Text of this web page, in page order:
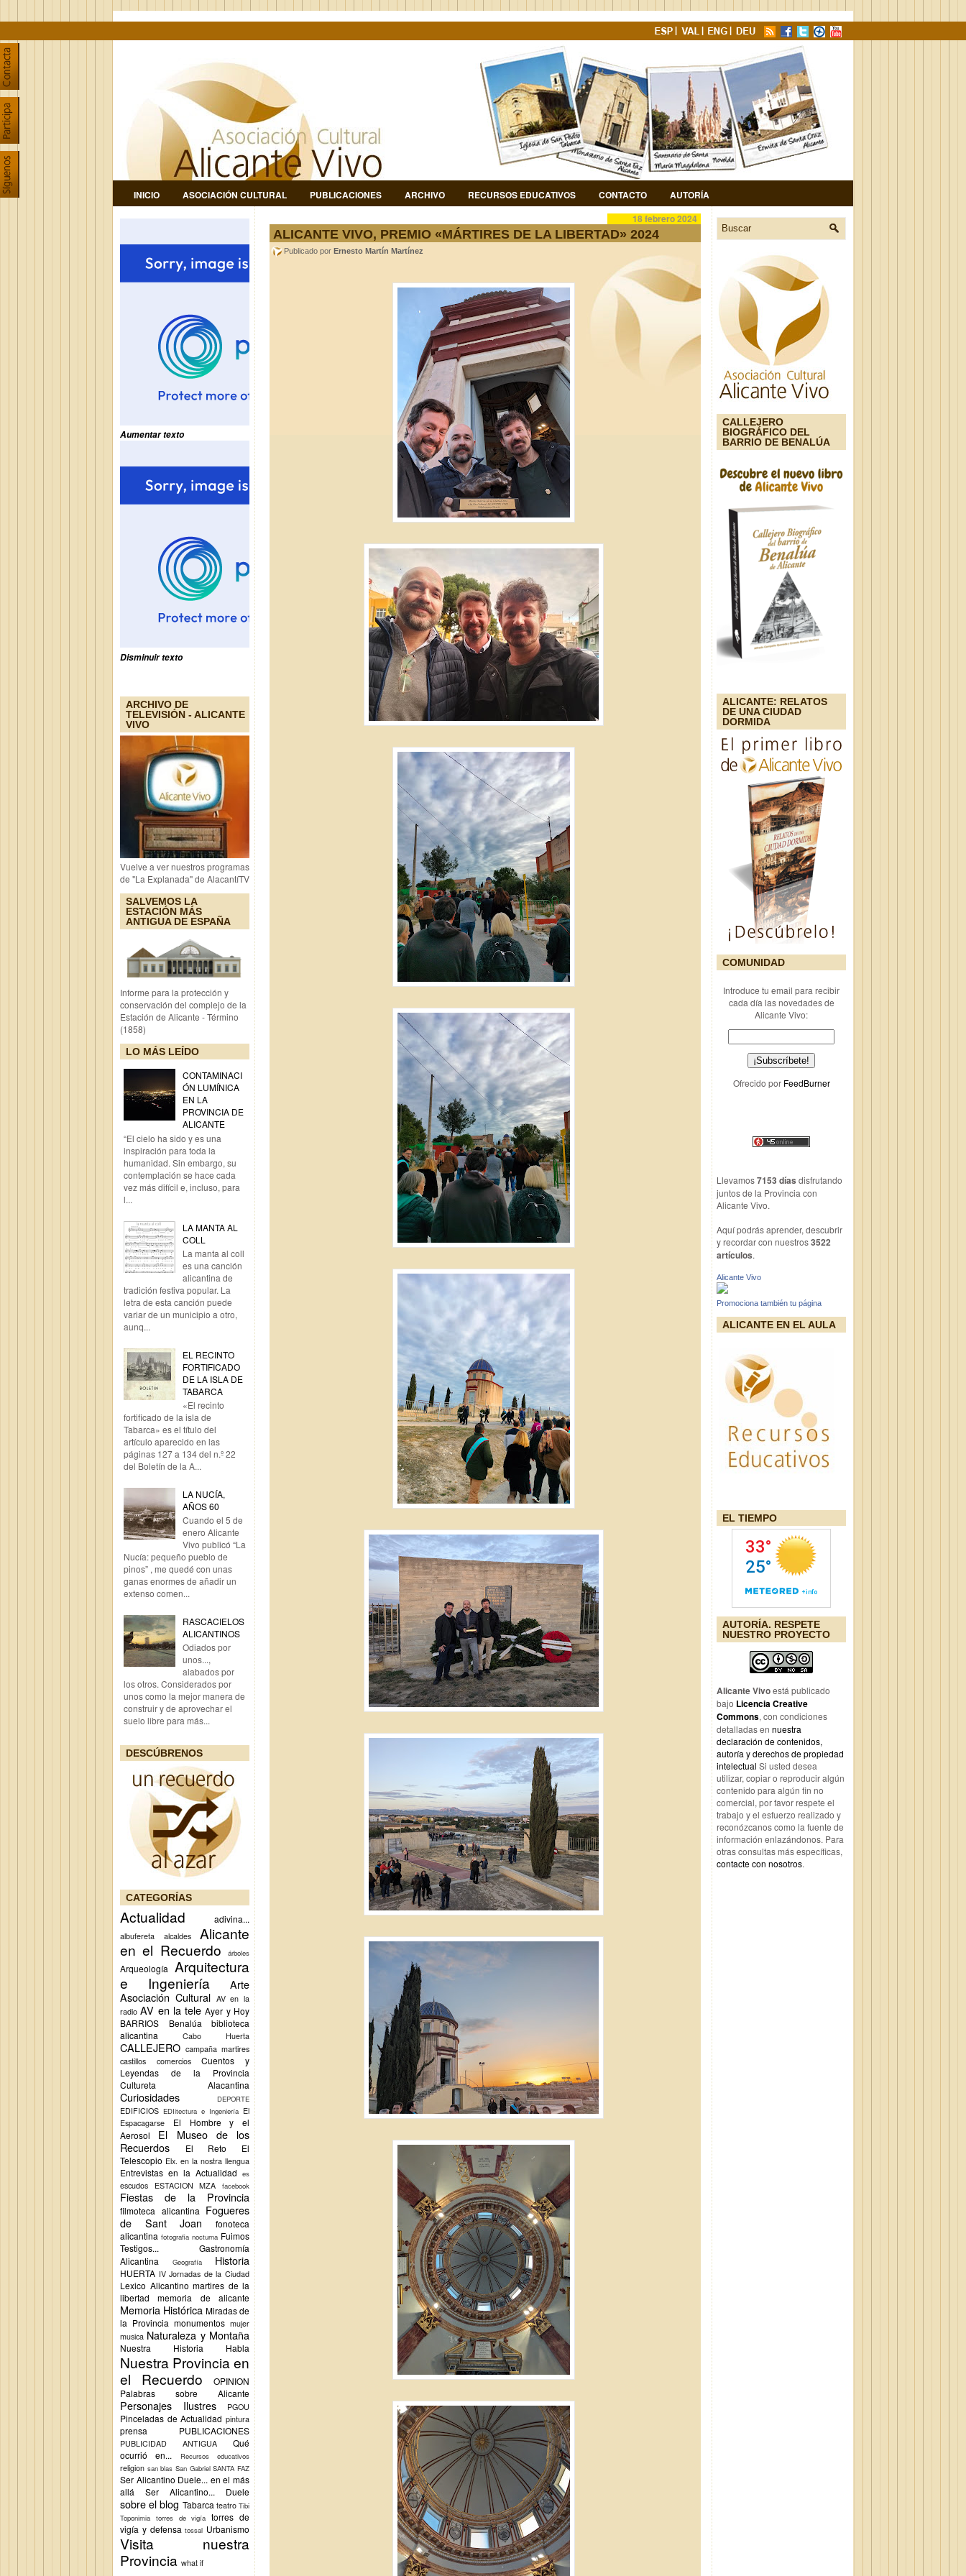
INICIO ASOCIACIÓN CULTURAL PUBLICACIONES ARCHIVO RECURSOS EDUCATIVOS CONTACTO AUTORÍA
Aumentar texto
Disminuir texto
ARCHIVO DE
TELEVISIÓN - ALICANTE
VIVO
Vuelve a ver nuestros programas
de "La Explanada" de AlacantíTV
SALVEMOS LA
ESTACIÓN MÁS
ANTIGUA DE ESPAÑA
Informe para la protección y
conservación del complejo de la
Estación de Alicante - Término
(1858)
LO MÁS LEÍDO
CONTAMINACI
ÓN LUMÍNICA
EN LA
PROVINCIA DE
ALICANTE
“El cielo ha sido y es una
inspiración para toda la
humanidad. Sin embargo, su
contemplación se hace cada
vez más difícil e, incluso, para
l...
LA MANTA AL
COLL
La manta al coll
es una canción
alicantina de
tradición festiva popular. La
letra de esta canción puede
variar de un municipio a otro,
aunq...
EL RECINTO
FORTIFICADO
DE LA ISLA DE
TABARCA
«El recinto
fortificado de la isla de
Tabarca» es el título del
artículo aparecido en las
páginas 127 a 134 del n.º 22
del Boletín de la A...
LA NUCÍA,
AÑOS 60
Cuando el 5 de
enero Alicante
Vivo publicó “La
Nucía: pequeño pueblo de
pinos” , me quedé con unas
ganas enormes de añadir un
extenso comen...
RASCACIELOS
ALICANTINOS
Odiados por
unos...,
alabados por
los otros. Considerados por
unos como la mejor manera de
construir y de aprovechar el
suelo libre para más...
DESCÚBRENOS
CATEGORÍAS
Actualidad adivina...
albufereta alcaldes
Alicante
en el Recuerdo
árboles
Arqueología Arquitectura
e Ingeniería
Arte
Asociación Cultural AV en la
radio AV en la tele Ayer y Hoy
BARRIOS
Benalúa
biblioteca
alicantina
Cabo Huerta
CALLEJERO campaña martires
castillos
comercios
Cuentos y
Leyendas de la Provincia
Cultureta Alacantina
Curiosidades DEPORTE
EDIFICIOS EDIitectura e Ingeniería El
Espacagarse
El Hombre y el
Aerosol
El Museo de los
Recuerdos
El Reto
El
Telescopio Elx. en la nostra llengua
Entrevistas en la Actualidad es
escudos ESTACION MZA facebook
Fiestas de la Provincia
filmoteca alicantina Fogueres
de Sant Joan
fonoteca
alicantina fotografia nocturna Fuimos
Testigos...
Gastronomía
Alicantina
Geografía Historia
HUERTA IV Jornadas de la Ciudad
Lexico Alicantino martires de la
libertad
memoria de alicante
Memoria Histórica Miradas de
la Provincia monumentos mujer
musica Naturaleza y Montaña
Nuestra Historia Habla
Nuestra Provincia en
el Recuerdo
OPINION
Palabras sobre Alicante
Personajes Ilustres PGOU
Pinceladas de Actualidad pintura
prensa PUBLICACIONES
PUBLICIDAD ANTIGUA
Qué
ocurrió en...
Recursos educativos
religion san blas San Gabriel SANTA FAZ
Ser Alicantino Duele... en el más
allá
Ser Alicantino... Duele
sobre el blog Tabarca teatro Tibi
Toponimia torres de vigía torres de
vigía y defensa tossal Urbanismo
Visita nuestra
Provincia what if
18 febrero 2024
ALICANTE VIVO, PREMIO «MÁRTIRES DE LA LIBERTAD» 2024
Publicado por Ernesto Martín Martínez
CALLEJERO
BIOGRÁFICO DEL
BARRIO DE BENALÚA
ALICANTE: RELATOS
DE UNA CIUDAD
DORMIDA
COMUNIDAD
Introduce tu email para recibir
cada día las novedades de
Alicante Vivo:
Ofrecido por FeedBurner
Llevamos7153 días disfrutando
juntos de la Provincia con
Alicante Vivo.
Aquí podrás aprender, descubrir
y recordar con nuestros3522
artículos.
Alicante Vivo
Promociona también tu página
ALICANTE EN EL AULA
EL TIEMPO
AUTORÍA. RESPETE
NUESTRO PROYECTO
Alicante Vivoestá publicado
bajo Licencia Creative
Commons, con condiciones
detalladas en nuestra
declaración de contenidos,
autoría y derechos de propiedad
intelectual Si usted desea
utilizar, copiar o reproducir algún
contenido para algún fin no
comercial, por favor respete el
trabajo y el esfuerzo realizado y
reconózcanos como la fuente de
información enlazándonos. Para
otras consultas más específicas,
contacte con nosotros.